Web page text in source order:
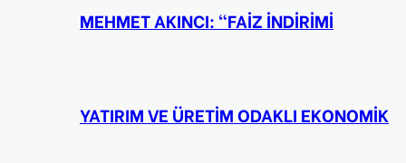
MEHMET AKINCI: “FAİZ İNDİRİMİ
YATIRIM VE ÜRETİM ODAKLI EKONOMİK